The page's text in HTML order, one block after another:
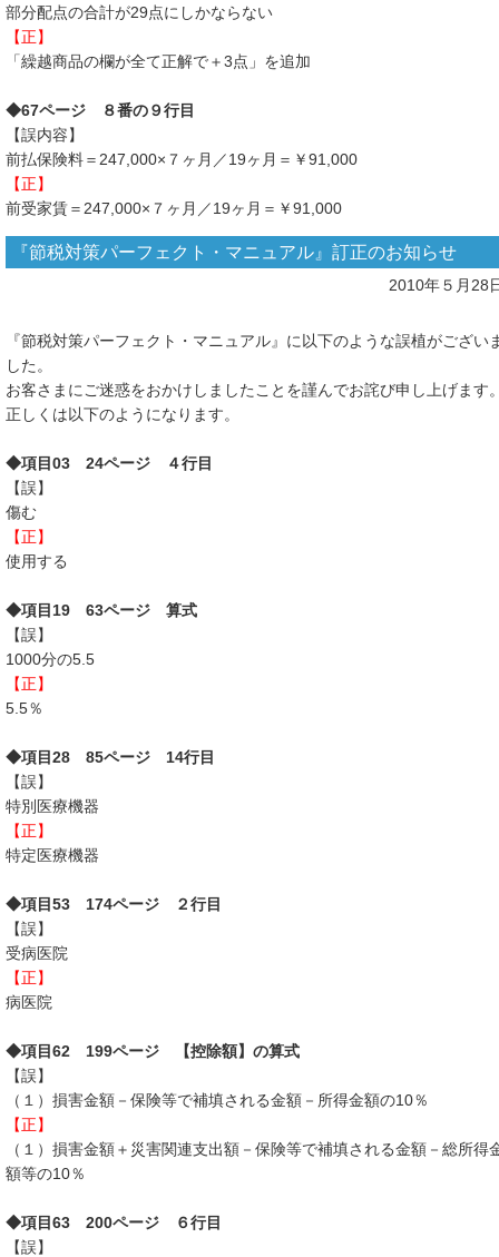
部分配点の合計が29点にしかならない
【正】
「繰越商品の欄が全て正解で＋3点」を追加
◆67ページ ８番の９行目
【誤内容】
前払保険料＝247,000×７ヶ月／19ヶ月＝￥91,000
【正】
前受家賃＝247,000×７ヶ月／19ヶ月＝￥91,000
『節税対策パーフェクト・マニュアル』訂正のお知らせ
2010年５月28
『節税対策パーフェクト・マニュアル』に以下のような誤植がござい
した。
お客さまにご迷惑をおかけしましたことを謹んでお詫び申し上げます
正しくは以下のようになります。
◆項目03 24ページ ４行目
【誤】
傷む
【正】
使用する
◆項目19 63ページ 算式
【誤】
1000分の5.5
【正】
5.5％
◆項目28 85ページ 14行目
【誤】
特別医療機器
【正】
特定医療機器
◆項目53 174ページ ２行目
【誤】
受病医院
【正】
病医院
◆項目62 199ページ 【控除額】の算式
【誤】
（１）損害金額－保険等で補填される金額－所得金額の10％
【正】
（１）損害金額＋災害関連支出額－保険等で補填される金額－総所得
額等の10％
◆項目63 200ページ ６行目
【誤】